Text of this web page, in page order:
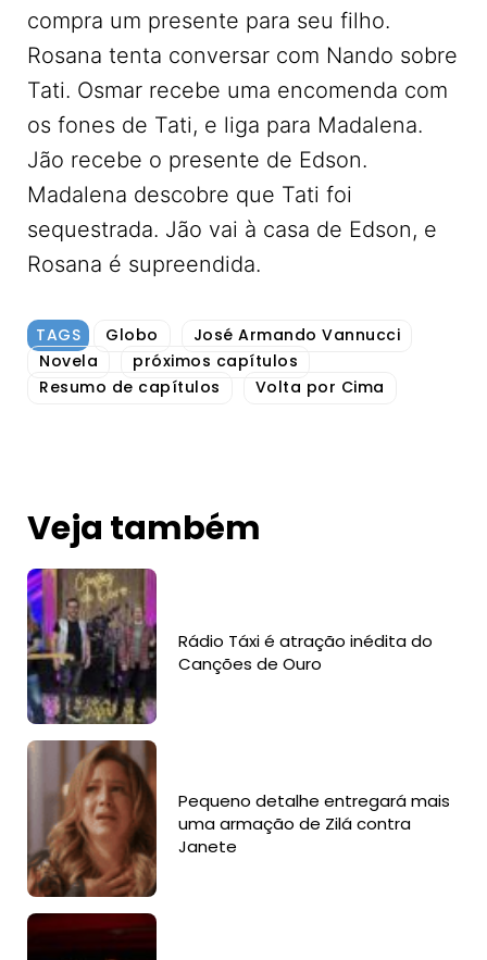
compra um presente para seu filho.
Rosana tenta conversar com Nando sobre
Tati. Osmar recebe uma encomenda com
os fones de Tati, e liga para Madalena.
Jão recebe o presente de Edson.
Madalena descobre que Tati foi
sequestrada. Jão vai à casa de Edson, e
Rosana é supreendida.
TAGS Globo
José Armando Vannucci
Novela
próximos capítulos
Resumo de capítulos
Volta por Cima
Veja também
Rádio Táxi é atração inédita do
Canções de Ouro
Pequeno detalhe entregará mais
uma armação de Zilá contra
Janete